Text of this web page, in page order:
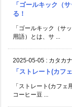
「ゴールキック（
る！
「ゴールキック（サ
用語）とは、サ ...
2025-05-05 : カタカ
「ストレート(カフ
「ストレート(カフェ
コーヒー豆 ...